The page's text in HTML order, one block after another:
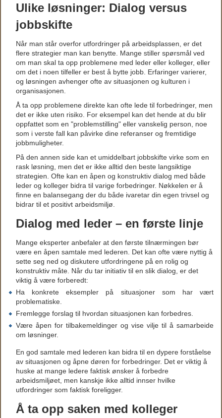
Ulike løsninger: Dialog versus
jobbskifte
Når man står overfor utfordringer på arbeidsplassen, er det
flere strategier man kan benytte. Mange stiller spørsmål ved
om man skal ta opp problemene med leder eller kolleger, eller
om det i noen tilfeller er best å bytte jobb. Erfaringer varierer,
og løsningen avhenger ofte av situasjonen og kulturen i
organisasjonen.
Å ta opp problemene direkte kan ofte lede til forbedringer, men
det er ikke uten risiko. For eksempel kan det hende at du blir
oppfattet som en "problemstilling" eller vanskelig person, noe
som i verste fall kan påvirke dine referanser og fremtidige
jobbmuligheter.
På den annen side kan et umiddelbart jobbskifte virke som en
rask løsning, men det er ikke alltid den beste langsiktige
strategien. Ofte kan en åpen og konstruktiv dialog med både
leder og kolleger bidra til varige forbedringer. Nøkkelen er å
finne en balansegang der du både ivaretar din egen trivsel og
bidrar til et positivt arbeidsmiljø.
Dialog med leder – en første linje
Mange eksperter anbefaler at den første tilnærmingen bør
være en åpen samtale med lederen. Det kan ofte være nyttig å
sette seg ned og diskutere utfordringene på en rolig og
konstruktiv måte. Når du tar initiativ til en slik dialog, er det
viktig å være forberedt:
Ha konkrete eksempler på situasjoner som har vært
problematiske.
Fremlegge forslag til hvordan situasjonen kan forbedres.
Være åpen for tilbakemeldinger og vise vilje til å samarbeide
om løsninger.
En god samtale med lederen kan bidra til en dypere forståelse
av situasjonen og åpne døren for forbedringer. Det er viktig å
huske at mange ledere faktisk ønsker å forbedre
arbeidsmiljøet, men kanskje ikke alltid innser hvilke
utfordringer som faktisk foreligger.
Å ta opp saken med kolleger